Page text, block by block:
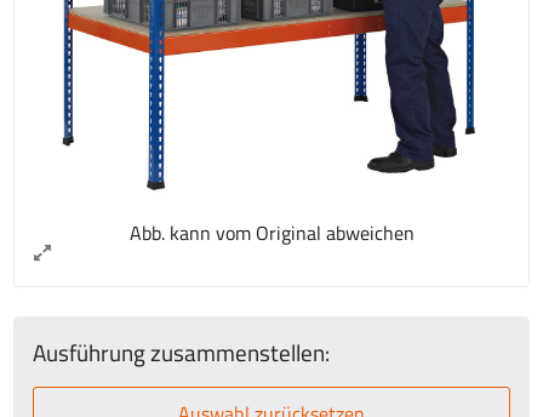
Abb. kann vom Original abweichen
Ausführung zusammenstellen: